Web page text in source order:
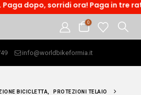
sorridi ora! Paga in tre rate o
0
info@worldbikeformia.it
BICICLETTA PROTEZIONI TELAIO